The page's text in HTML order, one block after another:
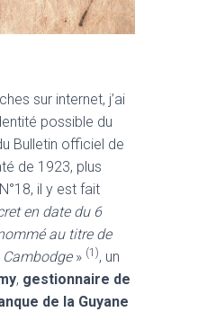
sur internet, j’ai
possible du
Bulletin officiel de
de 1923, plus
il y est fait
en date du 6
au titre de
Cambodge» (1), un
, gestionnaire de
de la Guyane